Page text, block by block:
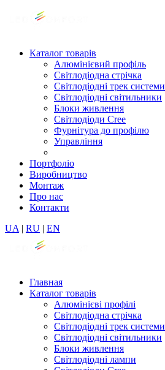
Каталог товарів
Алюмінієвий профіль
Світлодіодна стрічка
Світлодіодні трек системи
Світлодіодні світильники
Блоки живлення
Світлодіоди Cree
Фурнітура до профілю
Управління
Портфоліо
Виробництво
Монтаж
Про нас
Контакти
UA | RU | EN
Главная
Каталог товарів
Алюмінієві профілі
Світлодіодна стрічка
Світлодіодні трек системи
Світлодіодні світильники
Блоки живлення
Світлодіодні лампи